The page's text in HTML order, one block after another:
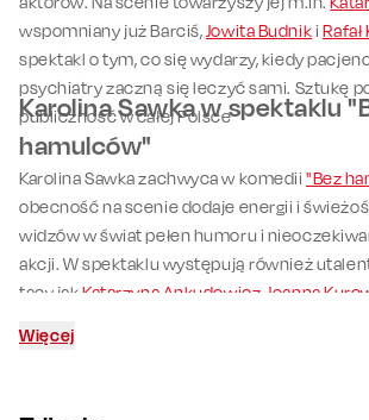
wspomniany już Barciś, Jowita Budniki
spektakl o tym, co się wydarzy, kiedy
psychiatry zaczną się leczyć sami. Sztukę
publiczność w całej Polsce
Karolina Sawka w spektaklu
hamulców"
Karolina Sawka zachwyca w komedii"Bez
obecność na scenie dodaje energii i
widzów w świat pełen humoru i
akcji. W spektaklu występują również
tacy jakKatarzyna Ankudowicz Joanna
Więcej